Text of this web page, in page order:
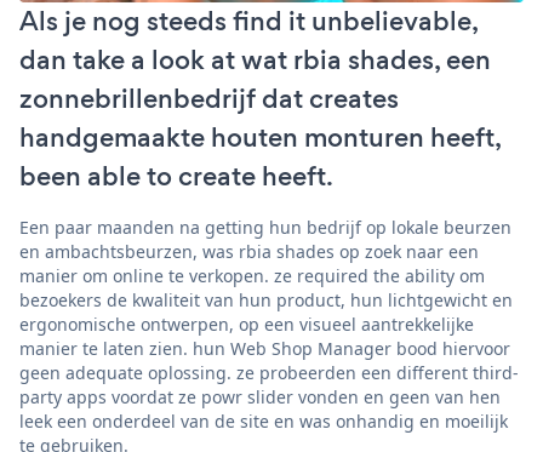
Als je nog steeds find it unbelievable,
dan take a look at wat rbia shades, een
zonnebrillenbedrijf dat creates
handgemaakte houten monturen heeft,
been able to create heeft.
Een paar maanden na getting hun bedrijf op lokale beurzen
en ambachtsbeurzen, was rbia shades op zoek naar een
manier om online te verkopen. ze required the ability om
bezoekers de kwaliteit van hun product, hun lichtgewicht en
ergonomische ontwerpen, op een visueel aantrekkelijke
manier te laten zien. hun Web Shop Manager bood hiervoor
geen adequate oplossing. ze probeerden een different third-
party apps voordat ze powr slider vonden en geen van hen
leek een onderdeel van de site en was onhandig en moeilijk
te gebruiken.